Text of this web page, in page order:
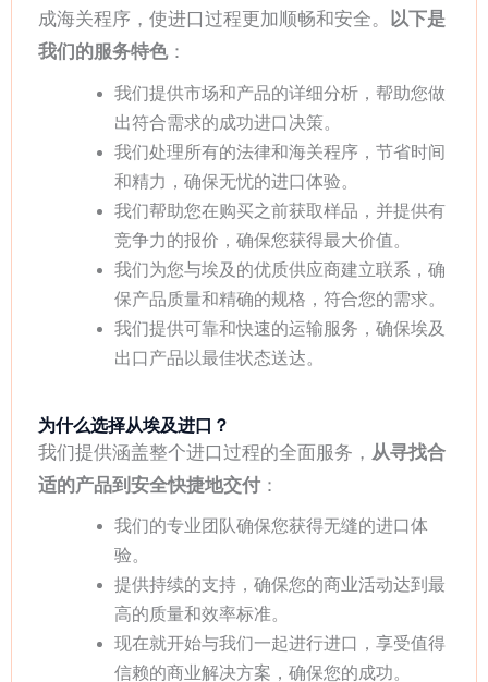
成海关程序，使进口过程更加顺畅和安全。
以下是
我们的服务特色：
我们提供市场和产品的详细分析，帮助您做
出符合需求的成功进口决策。
我们处理所有的法律和海关程序，节省时间
和精力，确保无忧的进口体验。
我们帮助您在购买之前获取样品，并提供有
竞争力的报价，确保您获得最大价值。
我们为您与埃及的优质供应商建立联系，确
保产品质量和精确的规格，符合您的需求。
我们提供可靠和快速的运输服务，确保埃及
出口产品以最佳状态送达。
为什么选择从埃及进口？
我们提供涵盖整个进口过程的全面服务， 从寻找合
适的产品到安全快捷地交付 ：
我们的专业团队确保您获得无缝的进口体
验。
提供持续的支持，确保您的商业活动达到最
高的质量和效率标准。
现在就开始与我们一起进行进口，享受值得
信赖的商业解决方案，确保您的成功。